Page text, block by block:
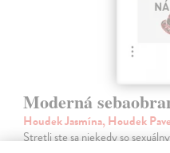
Moderná
Houdek Jasmína, Houdek
Stretli ste sa niekedy so